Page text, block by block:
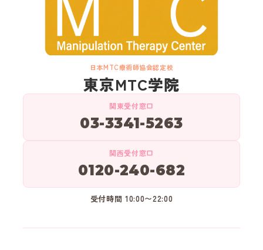
日本MTC療術師協会認定校
東京MTC学院
関東受付窓口
03-3341-5263
関西受付窓口
0120-240-682
受付時間 10:00〜22:00